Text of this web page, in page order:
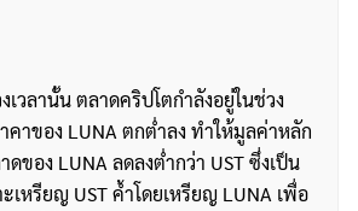
เวลานั้น ตลาดคริปโตกำลังอยู่ในช่วง
คาของ LUNA ตกต่ำลง ทำให้มูลค่าหลัก
ของ LUNA ลดลงต่ำกว่า UST ซึ่งเป็น
เหรียญ UST ค้ำโดยเหรียญ LUNA เพื่อ